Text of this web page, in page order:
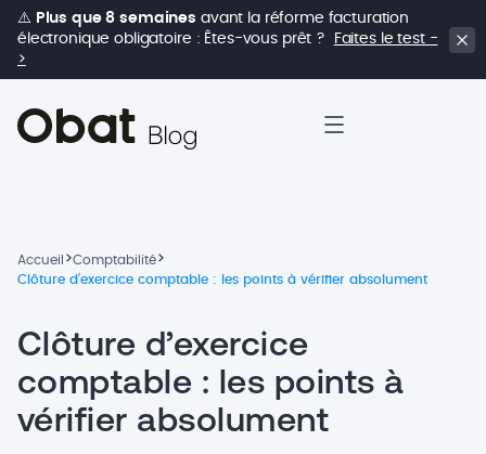
⚠️ Plus que 8 semaines avant la réforme facturation
électronique obligatoire : Êtes-vous prêt ?
Faites le test -
>
Accueil >Comptabilité>
Clôture d’exercice comptable : les points à vérifier absolument
Clôture d’exercice
comptable : les points à
vérifier absolument